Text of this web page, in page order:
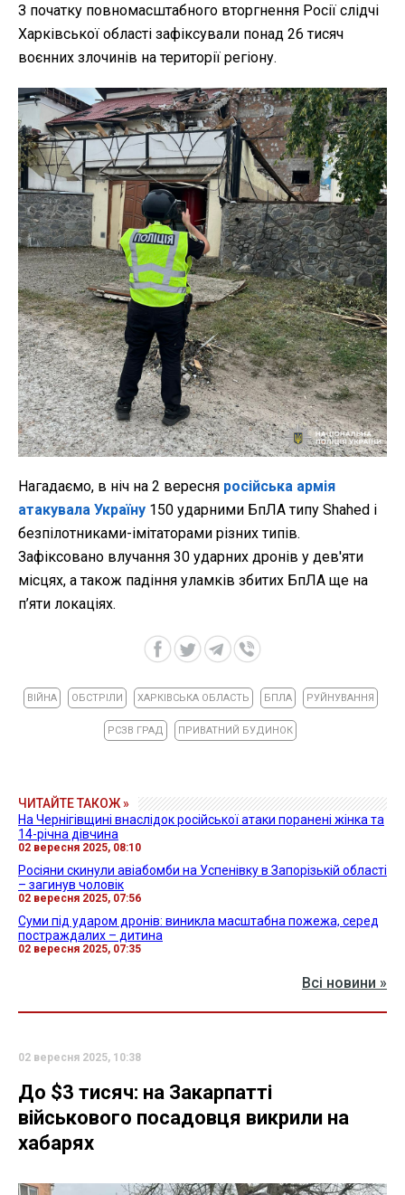
З початку повномасштабного вторгнення Росії слідчі
Харківської області зафіксували понад 26 тисяч
воєнних злочинів на території регіону.
Нагадаємо, в ніч на 2 вересня російська армія
атакувала Україну 150 ударними БпЛА типу Shahed і
безпілотниками-імітаторами різних типів.
Зафіксовано влучання 30 ударних дронів у дев'яти
місцях, а також падіння уламків збитих БпЛА ще на
п’яти локаціях.
ВІЙНА ОБСТРІЛИ ХАРКІВСЬКА ОБЛАСТЬ БПЛА РУЙНУВАННЯ
РСЗВ ГРАД ПРИВАТНИЙ БУДИНОК
ЧИТАЙТЕ ТАКОЖ »
На Чернігівщині внаслідок російської атаки поранені жінка та
14-річна дівчина
02 вересня 2025, 08:10
Росіяни скинули авіабомби на Успенівку в Запорізькій області
– загинув чоловік
02 вересня 2025, 07:56
Суми під ударом дронів: виникла масштабна пожежа, серед
постраждалих – дитина
02 вересня 2025, 07:35
Всі новини »
02 вересня 2025, 10:38
До $3 тисяч: на Закарпатті
військового посадовця викрили на
хабарях